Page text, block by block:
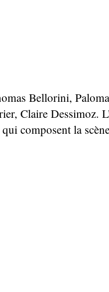
Bellorini,
Claire Dessimoz.
composent la